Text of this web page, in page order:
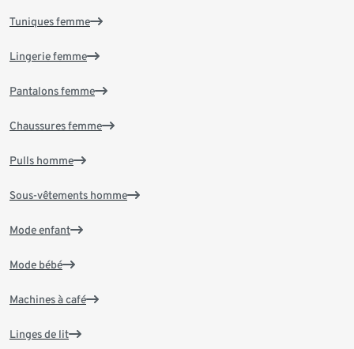
Tuniques femme
Lingerie femme
Pantalons femme
Chaussures femme
Pulls homme
Sous-vêtements homme
Mode enfant
Mode bébé
Machines à café
Linges de lit